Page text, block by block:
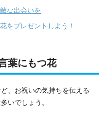
な出会いを
をプレゼントしよう！
葉にもつ花
、お祝いの気持ちを伝える
いでしょう。